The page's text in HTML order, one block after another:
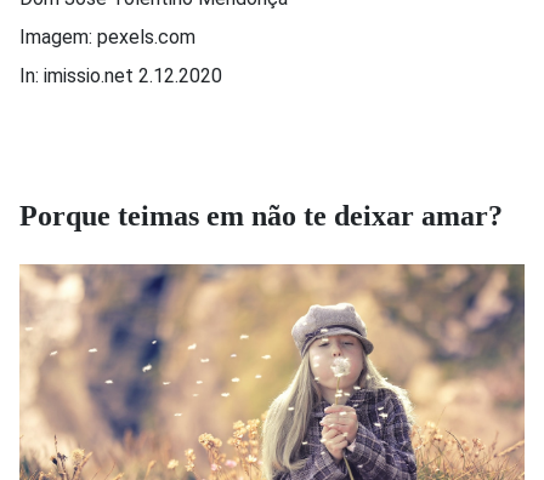
Imagem: pexels.com
In: imissio.net 2.12.2020
Porque teimas em não te deixar amar?